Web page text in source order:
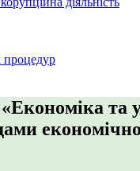
процедур